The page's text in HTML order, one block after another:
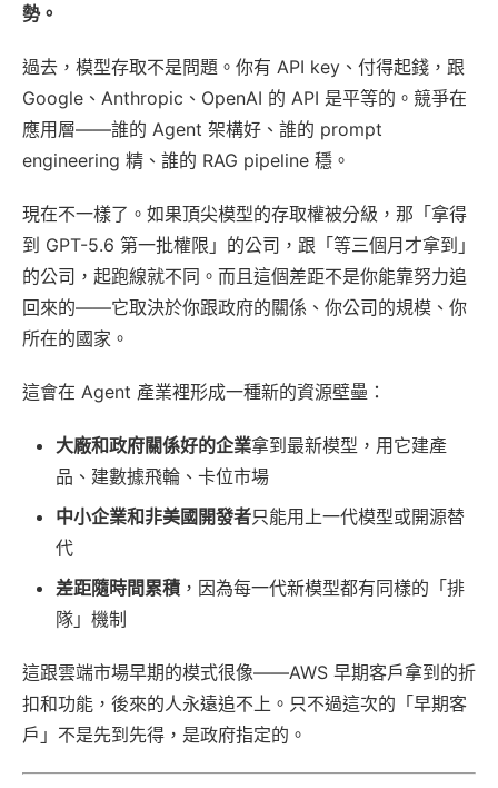
勢。
過去，模型存取不是問題。你有 API key、付得起錢，跟
Google、Anthropic、OpenAI 的 API 是平等的。競爭在
應用層——誰的 Agent 架構好、誰的 prompt
engineering 精、誰的 RAG pipeline 穩。
現在不一樣了。如果頂尖模型的存取權被分級，那「拿得
到 GPT-5.6 第一批權限」的公司，跟「等三個月才拿到」
的公司，起跑線就不同。而且這個差距不是你能靠努力追
回來的——它取決於你跟政府的關係、你公司的規模、你
所在的國家。
這會在 Agent 產業裡形成一種新的資源壁壘：
大廠和政府關係好的企業拿到最新模型，用它建產
品、建數據飛輪、卡位市場
中小企業和非美國開發者只能用上一代模型或開源替
代
差距隨時間累積 ，因為每一代新模型都有同樣的「排
隊」機制
這跟雲端市場早期的模式很像——AWS 早期客戶拿到的折
扣和功能，後來的人永遠追不上。只不過這次的「早期客
戶」不是先到先得，是政府指定的。